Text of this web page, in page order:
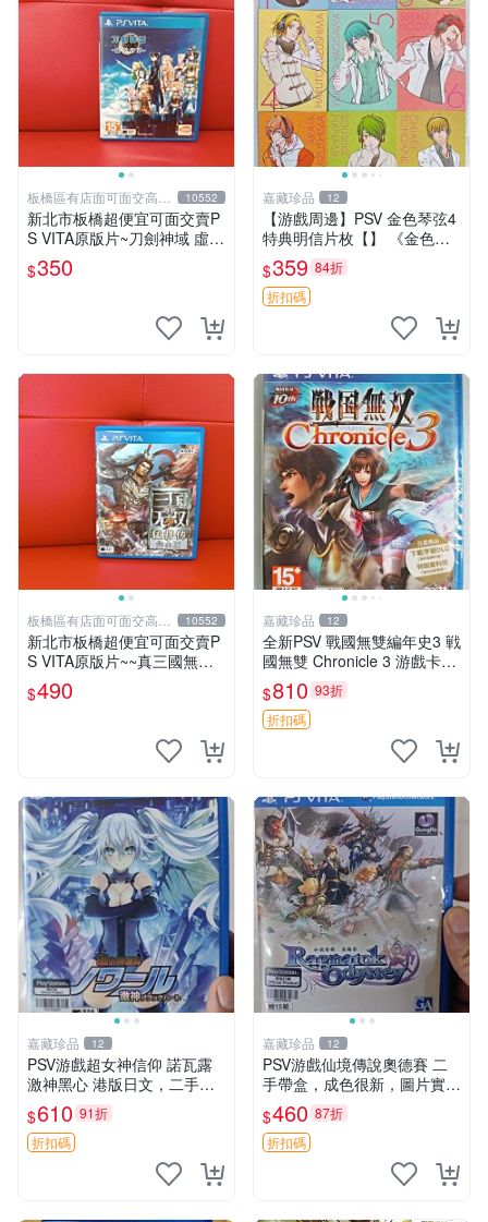
板橋區有店面可面交高價
回收電玩
10552
新北市板橋超便宜可面交賣P
S VITA原版片~刀劍神域 虛空
幻界 中文版~~實體店面可面
交
$350
嘉藏珍品 12
【游戲周邊】PSV 金色琴弦4
特典明信片枚【】 《金色琴
弦4》作為女性向戀愛模擬游
戲，其特典內容設計延續了系
列傳統，尤其以首批限定版附
$359 84折
折扣碼
板橋區有店面可面交高價
回收電玩
10552
新北市板橋超便宜可面交賣P
S VITA原版片~~真三國無雙7
win猛將傳 中文版--實體店面
可面交
$490
嘉藏珍品 12
全新PSV 戰國無雙編年史3 戦
國無雙 Chronicle 3 游戲卡帶
日文 【原裝正版 實體游戲卡
帶】 【港版日文】 【全新未
開封，拆封後不支持退
$810 93折
折扣碼
嘉藏珍品 12
PSV游戲超女神信仰 諾瓦露
激神黑心 港版日文，二手箱
說全，幾乎全新 現貨，可，
發貨
$610 91折
折扣碼
嘉藏珍品 12
PSV游戲仙境傳說奧德賽 二
手帶盒，成色很新，圖片實拍
現貨，可發，僅此一張
$460 87折
折扣碼